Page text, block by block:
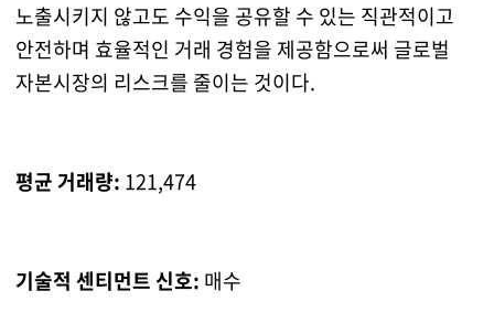
노출시키지 않고도 수익을 공유할 수 있는 직관적이고
안전하며 효율적인 거래 경험을 제공함으로써 글로벌
자본시장의 리스크를 줄이는 것이다.
평균 거래량: 121,474
기술적 센티먼트 신호: 매수